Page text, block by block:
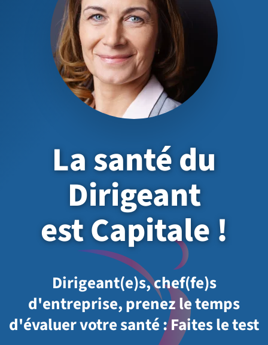
La santé du
Dirigeant
est Capitale !
Dirigeant(e)s, chef(fe)s
d'entreprise, prenez le temps
d'évaluer votre santé : Faites le test